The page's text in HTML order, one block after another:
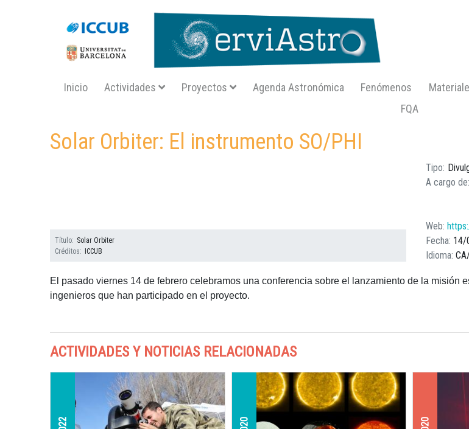
Pasar
Navegació principal SA
Inicio Actividades Proyectos Agenda Astronómica Fenómenos
FQA
Solar Orbiter: El instrumento SO/PHI
Título
Solar Orbiter
Créditos
ICCUB
Tipo
A cargo de
Web
Fecha 14/
Idioma CA
El pasado viernes 14 de febrero celebramos una conferencia sobre el lanzamiento de la misión
ingenieros que han participado en el proyecto.
ACTIVIDADES Y NOTICIAS RELACIONADAS